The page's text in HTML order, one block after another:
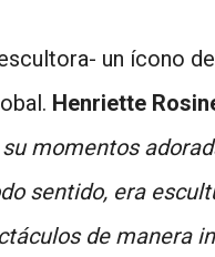
un ícono
Henriette
su momentos
sentido, era
de manera